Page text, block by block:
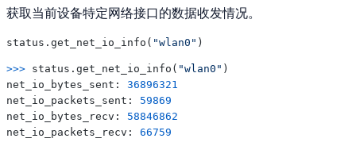
获取当前设备特定网络接口的数据收发情况。
status.get_net_io_info( "wlan0"
>>> status.get_net_io_info( "wlan0" )
net_io_bytes_sent: 36896321
net_io_packets_sent: 59869
net_io_bytes_recv: 58846862
net_io_packets_recv: 66759